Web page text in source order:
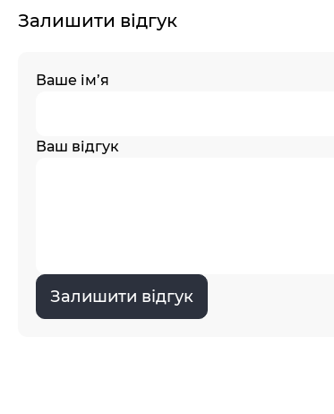
Залишити відгук
Ваше ім’я
Ваш відгук
Залишити відгук